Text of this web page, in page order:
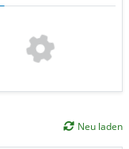
Neu laden